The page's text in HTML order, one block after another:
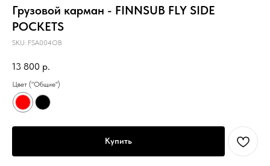
Грузовой карман - FINNSUB FLY SIDE
POCKETS
SKU: FSA004OB
13 800 р.
Цвет ("Общие")
Купить